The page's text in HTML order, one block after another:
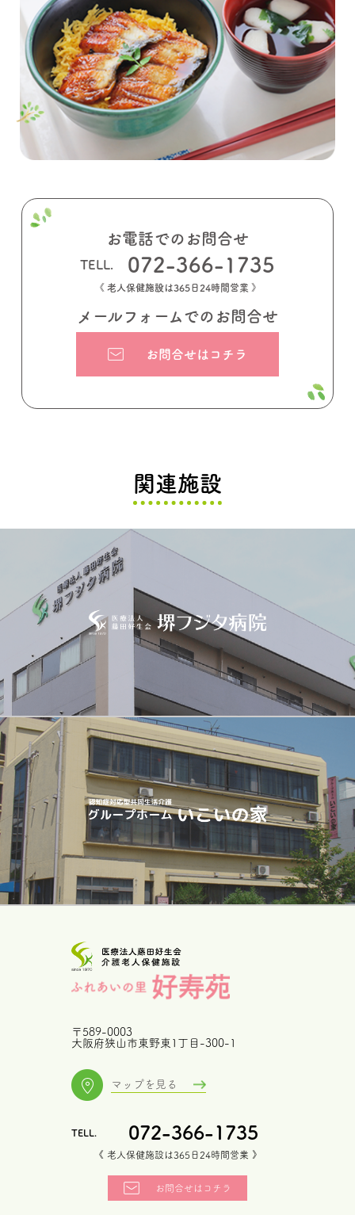
お電話でのお問合せ
072-366-1735
《 老人保健施設は365日24時間営業 》
メールフォームでのお問合せ
お問合せはコチラ
関連施設
〒589-0003
大阪府狭山市東野東1丁目-300-1
マップを見る
072-366-1735
《 老人保健施設は365日24時間営業 》
お問合せはコチラ